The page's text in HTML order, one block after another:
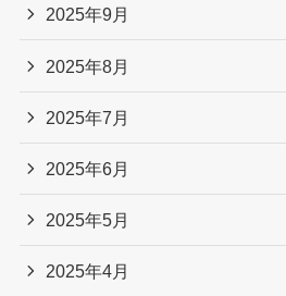
2025年9月
2025年8月
2025年7月
2025年6月
2025年5月
2025年4月